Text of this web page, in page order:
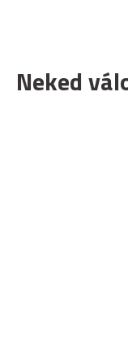
Neked